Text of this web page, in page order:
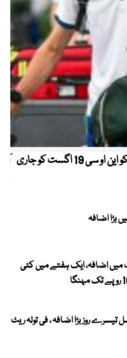
کیریبین پریمیئر لیگ ، قومی کرکٹرز کو این او سی 19 اگست کو جاری
اضافہ، ایک ہفتے میں کئی
روز بڑا اضافہ ، فی تولہ ریٹ